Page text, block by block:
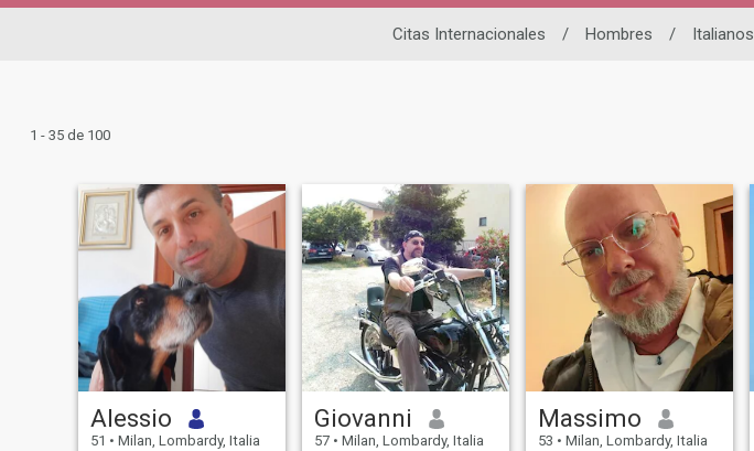
Citas Internacionales / Hombres / Italianos
1 - 35 de 100
Alessio
51 • Milan, Lombardy, Italia
Giovanni
57 • Milan, Lombardy, Italia
Massimo
53 • Milan, Lombardy, Italia